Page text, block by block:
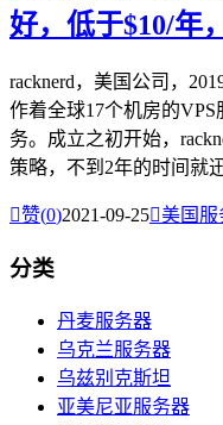
好，低于$10/年
racknerd，美国公司，
作着全球17个机房的
务。成立之初开始，
策略，不到2年的时间就
赞(0)2021-09-25美国服
分类
丹麦服务器
乌克兰服务器
乌兹别克斯坦
亚美尼亚服务器